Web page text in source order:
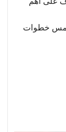
خمس خطوات